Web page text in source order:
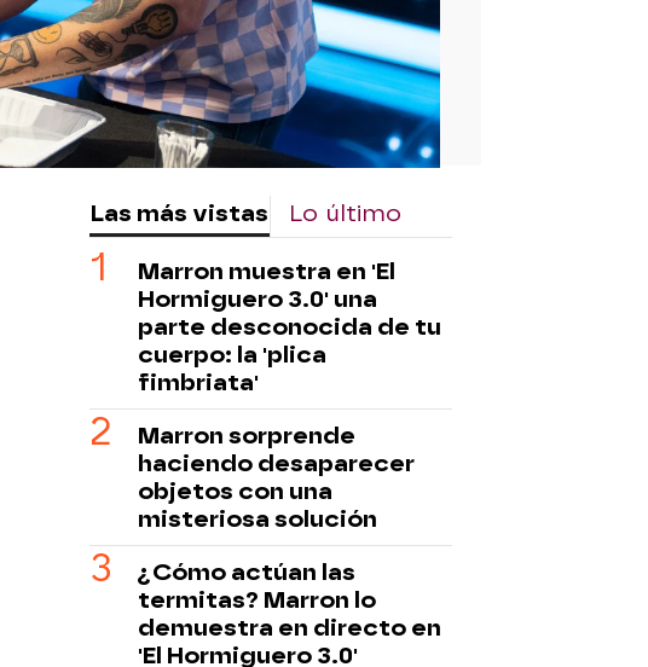
Las más vistas Lo último
Marron muestra en 'El
Hormiguero 3.0' una
parte desconocida de tu
cuerpo: la 'plica
fimbriata'
Marron sorprende
haciendo desaparecer
objetos con una
misteriosa solución
¿Cómo actúan las
termitas? Marron lo
demuestra en directo en
'El Hormiguero 3.0'